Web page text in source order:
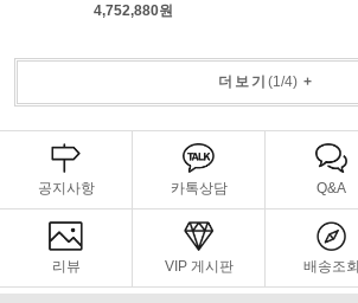
4,752,880원
더보기 (1/4)+
공지사항 카톡상담 Q&A
리뷰 VIP 게시판 배송조회